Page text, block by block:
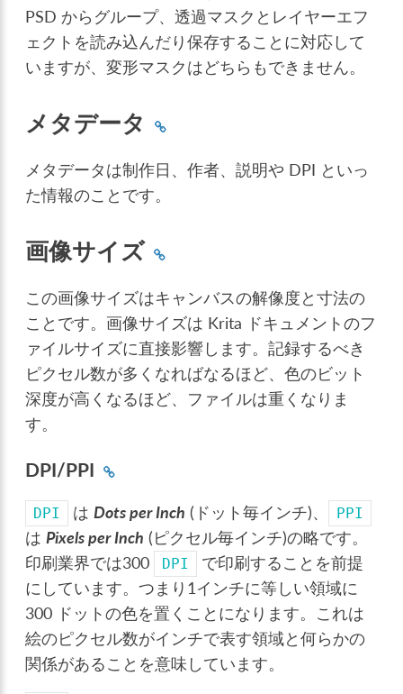
PSD からグループ、透過マスクとレイヤーエフ
ェクトを読み込んだり保存することに対応して
いますが、変形マスクはどちらもできません。
メタデータ
メタデータは制作日、作者、説明や DPI といっ
た情報のことです。
画像サイズ
この画像サイズはキャンバスの解像度と寸法の
ことです。画像サイズは Krita ドキュメントのフ
ァイルサイズに直接影響します。記録するべき
ピクセル数が多くなればなるほど、色のビット
深度が高くなるほど、ファイルは重くなりま
す。
DPI/PPI
DPI はDots per Inch (ドット毎インチ)、 PPI
はPixels per Inch (ピクセル毎インチ)の略です。
印刷業界では300
DPI
で印刷することを前提
にしています。つまり1インチに等しい領域に
300 ドットの色を置くことになります。これは
絵のピクセル数がインチで表す領域と何らかの
関係があることを意味しています。